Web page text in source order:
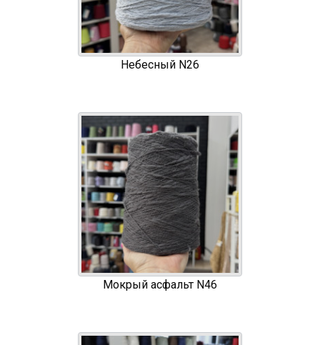
Небесный N26
Мокрый асфальт N46